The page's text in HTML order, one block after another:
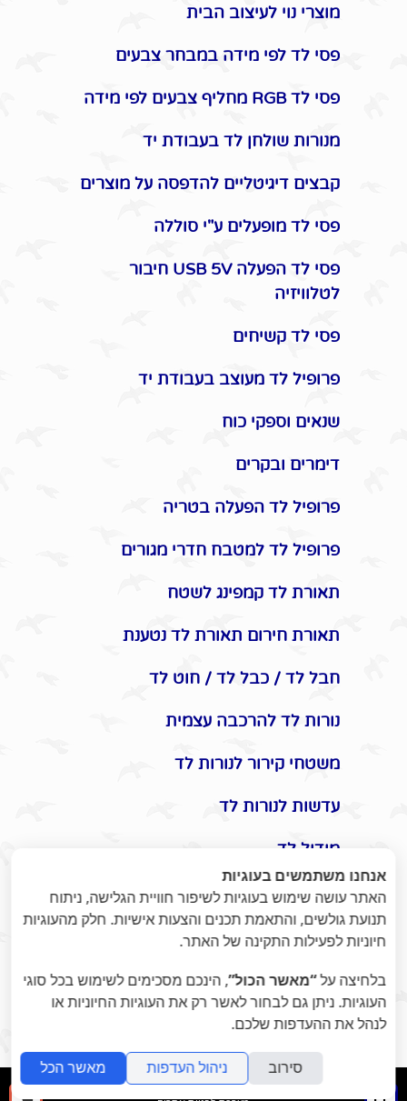
מוצרי נוי לעיצוב הבית
פסי לד לפי מידה במבחר צבעים
פסי לד RGB מחליף צבעים לפי מידה
מנורות שולחן לד בעבודת יד
קבצים דיגיטליים להדפסה על מוצרים
פסי לד מופעלים ע"י סוללה
פסי לד הפעלה USB 5V חיבור
לטלוויזיה
פסי לד קשיחים
פרופיל לד מעוצב בעבודת יד
שנאים וספקי כוח
דימרים ובקרים
פרופיל לד הפעלה בטריה
פרופיל לד למטבח חדרי מגורים
תאורת לד קמפינג לשטח
תאורת חירום תאורת לד נטענת
חבל לד / כבל לד / חוט לד
נורות לד להרכבה עצמית
משטחי קירור לנורות לד
עדשות לנורות לד
מודול לד
אביזרים משלימים לתאורת לד
תקעים / שקעים / שעון שבת
מונלד
אומנות היופי בתאורת לד -
ומוצרי נוי לעיצוב הבית / משרד
folyou
אנחנו משתמשים בעוגיות
האתר עושה שימוש בעוגיות לשיפור חוויית הגלישה, ניתוח
תנועת גולשים, והתאמת תכנים והצעות אישיות. חלק מהעוגיות
חיוניות לפעילות התקינה של האתר.
בלחיצה על“מאשר הכול”, הינכם מסכימים לשימוש בכל סוגי
העוגיות. ניתן גם לבחור לאשר רק את העוגיות החיוניות או
לנהל את ההעדפות שלכם.
סירוב ניהול העדפות מאשר הכל